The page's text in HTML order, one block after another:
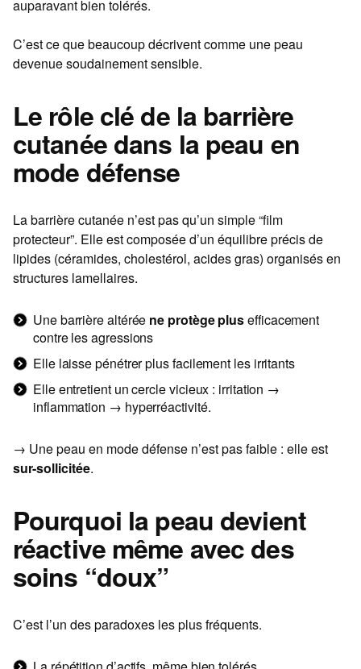
auparavant bien tolérés.
C’est ce que beaucoup décrivent comme une peau
devenue soudainement sensible.
Le rôle clé de la barrière
cutanée dans la peau en
mode défense
La barrière cutanée n’est pas qu’un simple “film
protecteur”. Elle est composée d’un équilibre précis de
lipides (céramides, cholestérol, acides gras) organisés en
structures lamellaires.
Une barrière altérée ne protège plusefficacement
contre les agressions
Elle laisse pénétrer plus facilement les irritants
Elle entretient un cercle vicieux : irritation →
inflammation → hyperréactivité.
→ Une peau en mode défense n’est pas faible : elle est
sur-sollicitée.
Pourquoi la peau devient
réactive même avec des
soins “doux”
C’est l’un des paradoxes les plus fréquents.